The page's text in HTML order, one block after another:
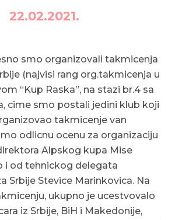
22.02.2021.
smo organizovali takmicenja
(najvisi rang org.takmicenja u
“Kup Raska”, na stazi br.4 sa
cime smo postali jedini klub koji
takmicenje van
odlicnu ocenu za organizaciju
Alpskog kupa Mise
i od tehnickog delegata
Srbije Stevice Marinkovica. Na
ukupno je ucestvovalo
iz Srbije, BiH i Makedonije,